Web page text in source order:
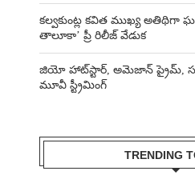
కల్వకుంట్ల కవిత ముఖ్య అతిథిగా
తాలూకా’ ప్రీ రిలీజ్ వేడుక
జియో హాట్‌స్టార్, అమెజాన్ ప్రైమ్,
మూవీ స్ట్రీమింగ్
TRENDING